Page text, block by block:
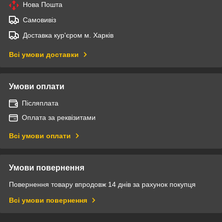
Нова Пошта
Самовивіз
Доставка кур'єром м. Харків
Всі умови доставки
Умови оплати
Післяплата
Оплата за реквізитами
Всі умови оплати
Умови повернення
Повернення товару впродовж 14 днів за рахунок покупця
Всі умови повернення